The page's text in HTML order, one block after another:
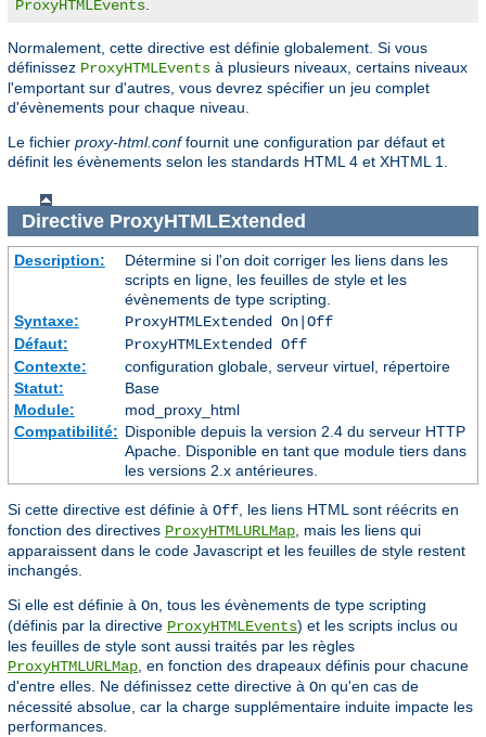
ProxyHTMLEvents
Normalement, cette directive est définie globalement. Si vous
définissez ProxyHTMLEvents à plusieurs niveaux, certains niveaux
l'emportant sur d'autres, vous devrez spécifier un jeu complet
d'évènements pour chaque niveau.
Le fichier proxy-html.conffournit une configuration par défaut et
définit les évènements selon les standards HTML 4 et XHTML 1.
Directive ProxyHTMLExtended
Description:
Détermine si l'on doit corriger les liens dans les
scripts en ligne, les feuilles de style et les
évènements de type scripting.
Syntaxe:
ProxyHTMLExtended On|Off
Défaut:
ProxyHTMLExtended Off
Contexte:
configuration globale, serveur virtuel, répertoire
Statut:
Base
Module:
mod_proxy_html
Compatibilité: Disponible depuis la version 2.4 du serveur HTTP
Apache. Disponible en tant que module tiers dans
les versions 2.x antérieures.
Si cette directive est définie à Off, les liens HTML sont réécrits en
fonction des directives ProxyHTMLURLMap, mais les liens qui
apparaissent dans le code Javascript et les feuilles de style restent
inchangés.
Si elle est définie à On, tous les évènements de type scripting
(définis par la directive ProxyHTMLEvents) et les scripts inclus ou
les feuilles de style sont aussi traités par les règles
ProxyHTMLURLMap, en fonction des drapeaux définis pour chacune
d'entre elles. Ne définissez cette directive à On qu'en cas de
nécessité absolue, car la charge supplémentaire induite impacte les
performances.